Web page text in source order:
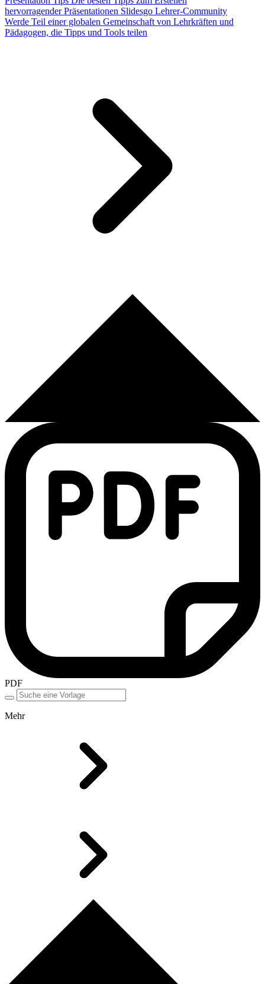
hervorragender Präsentationen Slidesgo Lehrer-Community
Werde Teil einer globalen Gemeinschaft von Lehrkräften und
Pädagogen, die Tipps und Tools teilen
PDF
Mehr